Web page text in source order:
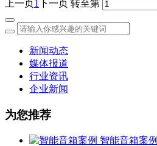
上一页1下一页 转至第
新闻动态
媒体报道
行业资讯
企业新闻
为您推荐
智能音箱案例